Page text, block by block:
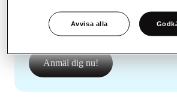
Håll dig uppdaterad!
Prenumerera på vårt nyhetsbrev för
Anmäl dig nu!
Avvisa alla